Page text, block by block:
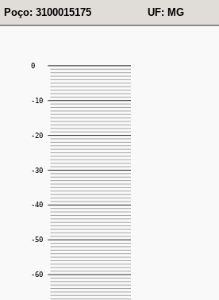
Poço: 3100015175 UF: MG